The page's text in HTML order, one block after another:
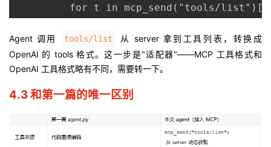
for t in mcp_send("tools/
Agent 调用 tools/list
从 server 拿到工具列表，转换成
OpenAI 的 tools 格式。这一步是"适配器"——MCP 工具格式和
OpenAI 工具格式略有不同，需要转一下。
4.3 和第一篇的唯一区别